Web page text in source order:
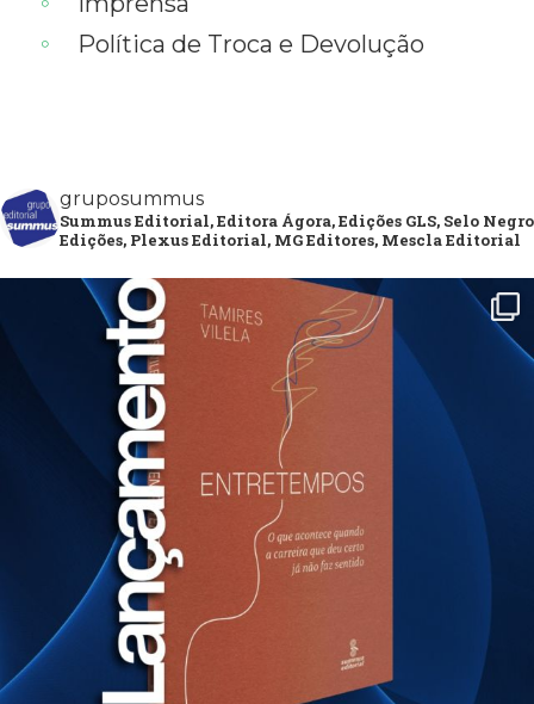
Política de Troca e Devolução
gruposummus
Summus Editorial, Editora Ágora, Edições GLS, Selo Negro
Edições, Plexus Editorial, MG Editores, Mescla Editorial